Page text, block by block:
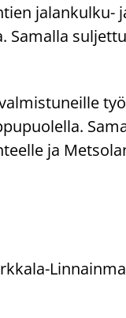
jalankulku-​
Sa­mal­la
ja